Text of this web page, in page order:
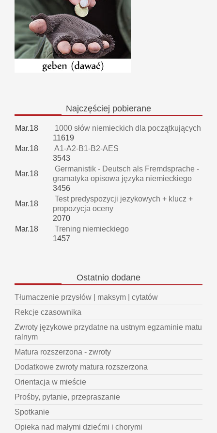
Najczęściej pobierane
Mar.18
1000 słów niemieckich dla początkujących
11619
Mar.18
A1-A2-B1-B2-AES
3543
Mar.18
Germanistik - Deutsch als Fremdsprache -
gramatyka opisowa języka niemieckiego
3456
Mar.18
Test predyspozycji jezykowych + klucz +
propozycja oceny
2070
Mar.18
Trening niemieckiego
1457
Ostatnio dodane
Tłumaczenie przysłów | maksym | cytatów
Rekcje czasownika
Zwroty językowe przydatne na ustnym egzaminie matu
ralnym
Matura rozszerzona - zwroty
Dodatkowe zwroty matura rozszerzona
Orientacja w mieście
Prośby, pytanie, przepraszanie
Spotkanie
Opieka nad małymi dziećmi i chorymi